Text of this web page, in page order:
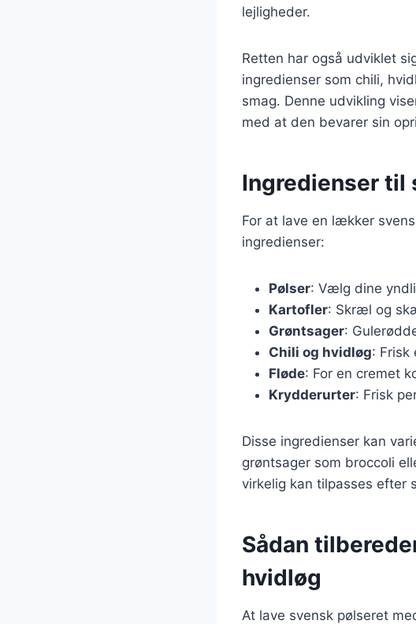
lejligheder.
Retten har også udviklet
ingredienser som chili,
smag. Denne udvikling
med at den bevarer sin
Ingredienser til
For at lave en lækker
ingredienser:
Pølser: Vælg dine
Kartofler: Skræl og
Grøntsager:
Chili og hvidløg: Frisk
Fløde: For en cremet
Krydderurter: Frisk
Disse ingredienser kan
grøntsager som broccoli
virkelig kan tilpasses efter
Sådan
hvidløg
At lave svensk pølseret